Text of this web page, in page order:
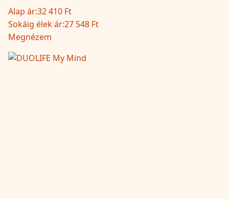
Alap ár:32 410 Ft
Sokáig élek ár:27 548 Ft
Megnézem